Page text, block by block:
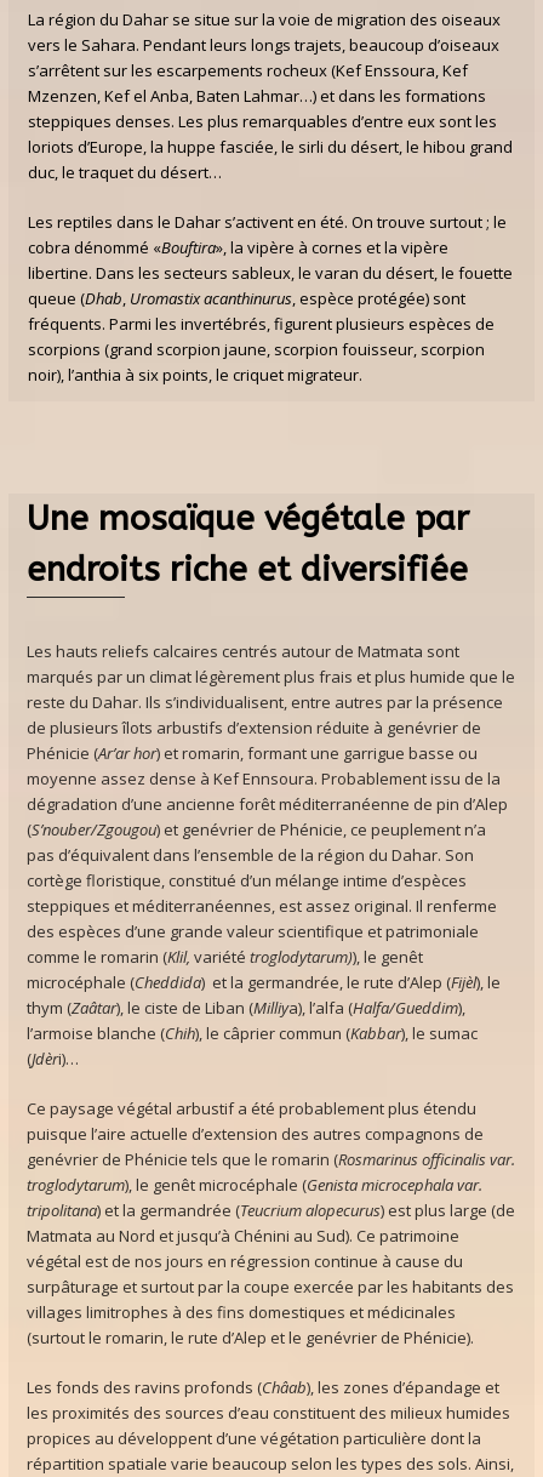
La région du Dahar se situe sur la voie de migration des oiseaux
vers le Sahara. Pendant leurs longs trajets, beaucoup d’oiseaux
s’arrêtent sur les escarpements rocheux (Kef Enssoura, Kef
Mzenzen, Kef el Anba, Baten Lahmar…) et dans les formations
steppiques denses. Les plus remarquables d’entre eux sont les
loriots d’Europe, la huppe fasciée, le sirli du désert, le hibou grand
duc, le traquet du désert…
Les reptiles dans le Dahar s’activent en été. On trouve surtout ; le
cobra dénommé «Bouftira», la vipère à cornes et la vipère
libertine. Dans les secteurs sableux, le varan du désert, le fouette
queue (Dhab, Uromastix acanthinurus, espèce protégée) sont
fréquents. Parmi les invertébrés, figurent plusieurs espèces de
scorpions (grand scorpion jaune, scorpion fouisseur, scorpion
noir), l’anthia à six points, le criquet migrateur.
Une mosaïque végétale par
endroits riche et diversifiée
Les hauts reliefs calcaires centrés autour de Matmata sont
marqués par un climat légèrement plus frais et plus humide que le
reste du Dahar. Ils s’individualisent, entre autres par la présence
de plusieurs îlots arbustifs d’extension réduite à genévrier de
Phénicie (Ar’ar hor) et romarin, formant une garrigue basse ou
moyenne assez dense à Kef Ennsoura. Probablement issu de la
dégradation d’une ancienne forêt méditerranéenne de pin d’Alep
(S’nouber/Zgougou) et genévrier de Phénicie, ce peuplement n’a
pas d’équivalent dans l’ensemble de la région du Dahar. Son
cortège floristique, constitué d’un mélange intime d’espèces
steppiques et méditerranéennes, est assez original. Il renferme
des espèces d’une grande valeur scientifique et patrimoniale
comme le romarin (Klil,variététroglodytarum)), le genêt
microcéphale (Cheddida) et la germandrée, le rute d’Alep (Fijèl), le
thym (Zaâtar), le ciste de Liban (Milliya), l’alfa (Halfa/Gueddim),
l’armoise blanche (Chih), le câprier commun (Kabbar), le sumac
(Jdèri)…
Ce paysage végétal arbustif a été probablement plus étendu
puisque l’aire actuelle d’extension des autres compagnons de
genévrier de Phénicie tels que le romarin (Rosmarinus officinalis var.
troglodytarum), le genêt microcéphale (Genista microcephala var.
tripolitana) et la germandrée (Teucrium alopecurus) est plus large (de
Matmata au Nord et jusqu’à Chénini au Sud). Ce patrimoine
végétal est de nos jours en régression continue à cause du
surpâturage et surtout par la coupe exercée par les habitants des
villages limitrophes à des fins domestiques et médicinales
(surtout le romarin, le rute d’Alep et le genévrier de Phénicie).
Les fonds des ravins profonds (Châab), les zones d’épandage et
les proximités des sources d’eau constituent des milieux humides
propices au développent d’une végétation particulière dont la
répartition spatiale varie beaucoup selon les types des sols. Ainsi,